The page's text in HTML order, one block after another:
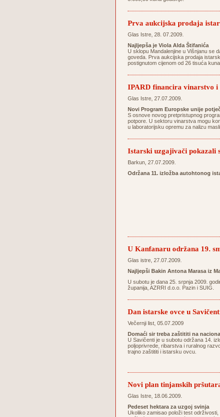
Prva aukcijska prodaja
Glas Istre, 28. 07.2009.
Najljepša je Viola Alda Štifanića
U sklopu Mandalenjine u Višnjanu se
goveda. Prva aukcijska prodaja
postignutom cijenom od 26 tisuća
IPARD financira vinarstvo i
Glas Istre, 27.07.2009.
Novi Program Europske unije
S osnove novog pretpristupnog
potpore. U sektoru vinarstva mogu
u laboratorijsku opremu za nalizu
Istarski uzgajivači pokazali
Barkun, 27.07.2009.
Održana 11. izložba autohtonog
U Kanfanaru održana 19.
Glas istre, 27.07.2009.
Najljepši Bakin Antona Marasa iz
U subotu je dana 25. srpnja 2009.
županija, AZRRI d.o.o. Pazin i SUIG.
Dan istarske ovce u
Večernji list, 05.07.2009
Domaći sir treba zaštititi na
U Savičenti je u subotu održana 14.
poljoprivrede, ribarstva i ruralnog
trajno zaštititi i istarsku ovcu.
Novi plan tinjanskih
Glas Istre, 18.06.2009.
Pedeset hektara za uzgoj svinja
Ukoliko zamisao položi test